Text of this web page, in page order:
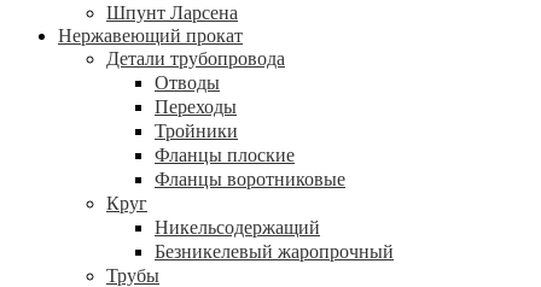
Шпунт Ларсена
Нержавеющий прокат
Детали трубопровода
Отводы
Переходы
Тройники
Фланцы плоские
Фланцы воротниковые
Круг
Никельсодержащий
Безникелевый жаропрочный
Трубы